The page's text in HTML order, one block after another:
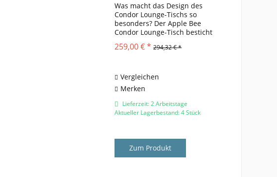
Was macht das Design des
Condor Lounge-Tischs so
besonders? Der Apple Bee
Condor Lounge-Tisch besticht
aus hochwertigen Materialien
massiven...
259,00 € * 294,32 € *
Vergleichen
Merken
Lieferzeit: 2 Arbeitstage
Aktueller Lagerbestand: 4 Stück
Zum Produkt